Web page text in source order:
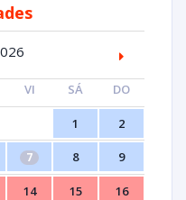
VI SÁ DO
1 2
7 8 9
14 15 16